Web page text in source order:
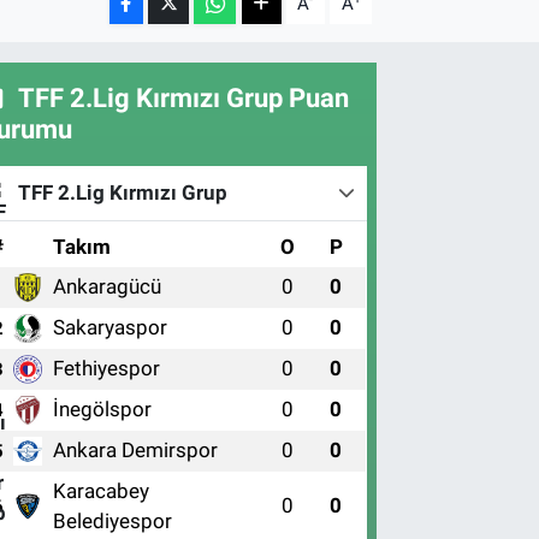
TFF 2.Lig Kırmızı Grup Puan
TFF 2.Lig Kırmızı Grup
Takım O P
Ankaragücü 0 0
Sakaryaspor 0 0
Fethiyespor 0 0
İnegölspor 0 0
Ankara Demirspor 0 0
Karacabey
Belediyespor
0 0